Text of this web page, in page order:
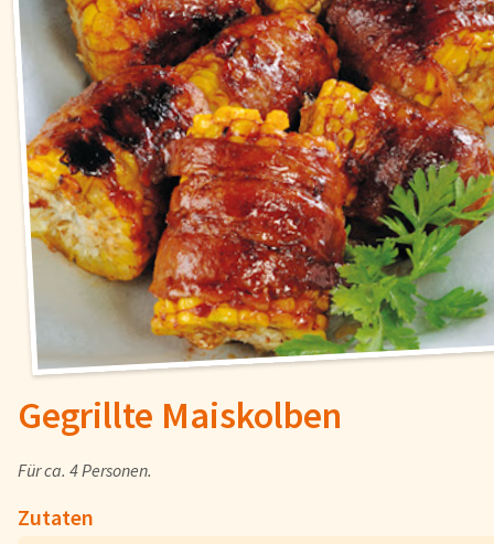
Gemüse Suppen
Kartoffelspezialitäten Gewürze
Geflügel Fleisch
Fisch Pizzen und
Snacks
Schnelle Mahlzeiten
Über uns
Gegrillte Maiskolben
Für ca. 4 Personen.
Zutaten